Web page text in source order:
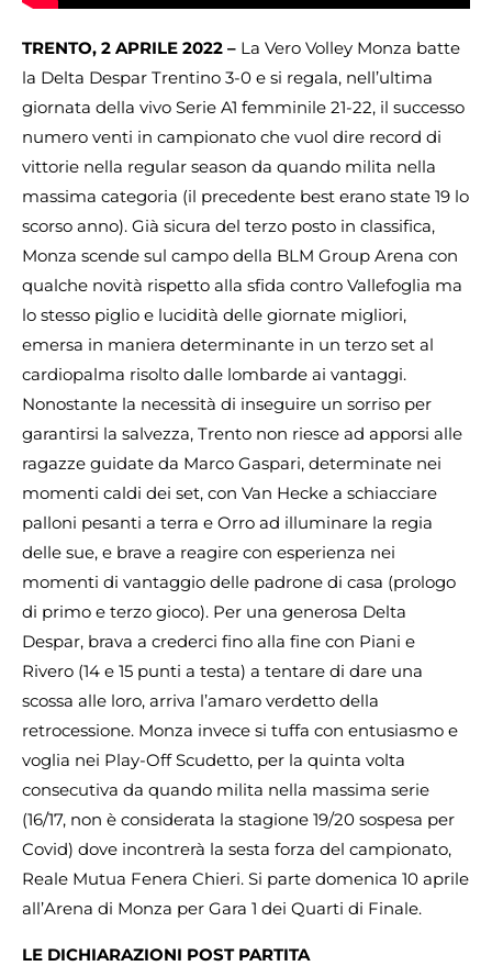
TRENTO, 2 APRILE 2022 – La Vero Volley Monza batte
la Delta Despar Trentino 3-0 e si regala, nell’ultima
giornata della vivo Serie A1 femminile 21-22, il successo
numero venti in campionato che vuol dire record di
vittorie nella regular season da quando milita nella
massima categoria (il precedente best erano state 19 lo
scorso anno). Già sicura del terzo posto in classifica,
Monza scende sul campo della BLM Group Arena con
qualche novità rispetto alla sfida contro Vallefoglia ma
lo stesso piglio e lucidità delle giornate migliori,
emersa in maniera determinante in un terzo set al
cardiopalma risolto dalle lombarde ai vantaggi.
Nonostante la necessità di inseguire un sorriso per
garantirsi la salvezza, Trento non riesce ad apporsi alle
ragazze guidate da Marco Gaspari, determinate nei
momenti caldi dei set, con Van Hecke a schiacciare
palloni pesanti a terra e Orro ad illuminare la regia
delle sue, e brave a reagire con esperienza nei
momenti di vantaggio delle padrone di casa (prologo
di primo e terzo gioco). Per una generosa Delta
Despar, brava a crederci fino alla fine con Piani e
Rivero (14 e 15 punti a testa) a tentare di dare una
scossa alle loro, arriva l’amaro verdetto della
retrocessione. Monza invece si tuffa con entusiasmo e
voglia nei Play-Off Scudetto, per la quinta volta
consecutiva da quando milita nella massima serie
(16/17, non è considerata la stagione 19/20 sospesa per
Covid) dove incontrerà la sesta forza del campionato,
Reale Mutua Fenera Chieri. Si parte domenica 10 aprile
all’Arena di Monza per Gara 1 dei Quarti di Finale.
LE DICHIARAZIONI POST PARTITA